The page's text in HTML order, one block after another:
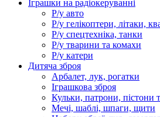
Іграшки на радіокеруванні
Р/у авто
Р/у гелікоптери, літаки,
Р/у спецтехніка, танки
Р/у тварини та комахи
Р/у катери
Дитяча зброя
Арбалет, лук, рогатки
Іграшкова зброя
Кульки, патрони, пістони
Мечі, шаблі, шпаги, щити